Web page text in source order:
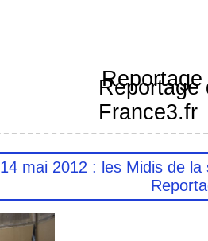
France3.fr
14 mai 2012 : les Midis de